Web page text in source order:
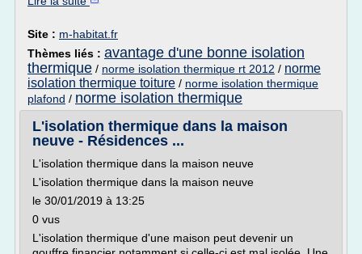
Site : m-habitat.fr
Thèmes liés : avantage d'une bonne isolation
thermique / norme isolation thermique rt 2012 / norme
isolation thermique toiture / norme isolation thermique
plafond / norme isolation thermique
L'isolation thermique dans la maison
neuve - Résidences ...
L'isolation thermique dans la maison neuve
L'isolation thermique dans la maison neuve
le 30/01/2019 à 13:25
0 vus
L'isolation thermique d'une maison peut devenir un